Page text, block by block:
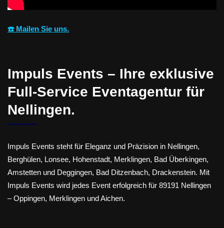
☎️ Mailen Sie uns.
Impuls Events – Ihre exklusive
Full-Service Eventagentur für
Nellingen.
Impuls Events steht für Eleganz und Präzision in Nellingen,
Berghülen, Lonsee, Hohenstadt, Merklingen, Bad Überkingen,
Amstetten und Deggingen, Bad Ditzenbach, Drackenstein. Mit
Impuls Events wird jedes Event erfolgreich für 89191 Nellingen
– Oppingen, Merklingen und Aichen.